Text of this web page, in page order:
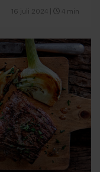
16 juli 2024 4 min